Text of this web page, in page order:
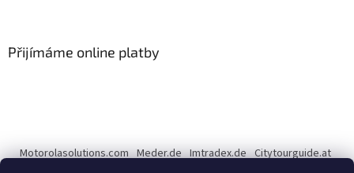
Přijímáme online platby
Motorolasolutions.com Meder.de Imtradex.de Citytourguide.at